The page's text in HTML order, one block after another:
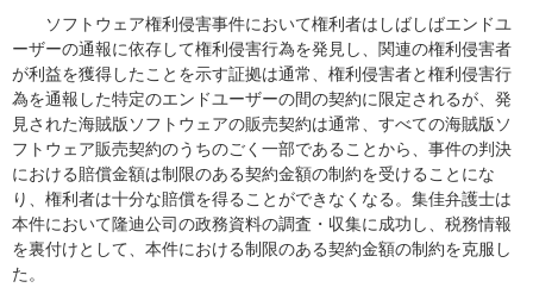
ソフトウェア権利侵害事件において権利者はしばしばエンドユ
ーザーの通報に依存して権利侵害行為を発見し、関連の権利侵害者
が利益を獲得したことを示す証拠は通常、権利侵害者と権利侵害行
為を通報した特定のエンドユーザーの間の契約に限定されるが、発
見された海賊版ソフトウェアの販売契約は通常、すべての海賊版ソ
フトウェア販売契約のうちのごく一部であることから、事件の判決
における賠償金額は制限のある契約金額の制約を受けることにな
り、権利者は十分な賠償を得ることができなくなる。集佳弁護士は
本件において隆迪公司の政務資料の調査・収集に成功し、税務情報
を裏付けとして、本件における制限のある契約金額の制約を克服し
た。